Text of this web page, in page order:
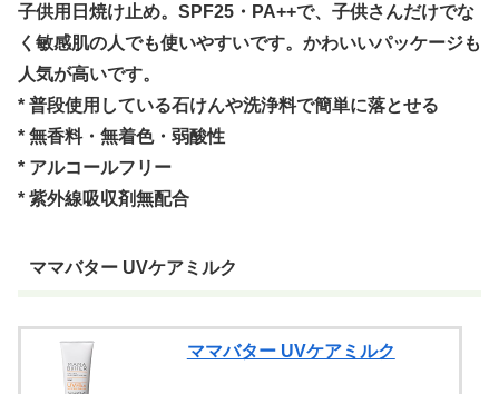
子供用日焼け止め。SPF25・PA++で、子供さんだけでな
く敏感肌の人でも使いやすいです。かわいいパッケージも
人気が高いです。
* 普段使用している石けんや洗浄料で簡単に落とせる
* 無香料・無着色・弱酸性
* アルコールフリー
* 紫外線吸収剤無配合
ママバター UVケアミルク
ママバター UVケアミルク